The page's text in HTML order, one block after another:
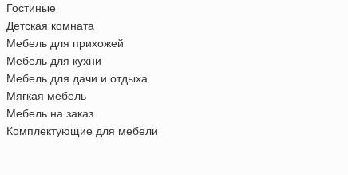
Гостиные
Детская комната
Мебель для прихожей
Мебель для кухни
Мебель для дачи и отдыха
Мягкая мебель
Мебель на заказ
Комплектующие для мебели